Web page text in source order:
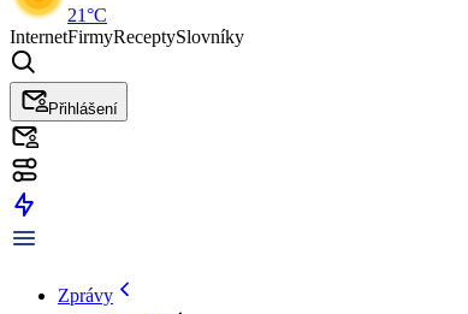
21°C
InternetFirmyReceptySlovníky
Přihlášení
Zprávy